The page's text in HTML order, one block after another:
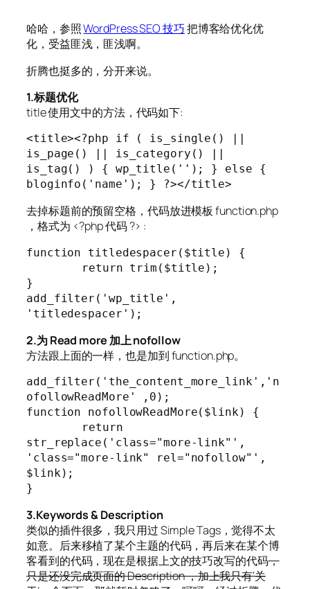
哈哈，参照WordPress SEO 技巧把博客给优化优
化，受益匪浅，匪浅啊。
折腾也挺多的，分开来说。
1.标题优化
title 使用文中的方法，代码如下:
<title><?php if ( is_single() ||
is_page() || is_category() ||
is_tag() ) { wp_title(''); } else {
bloginfo('name'); } ?></title>
去掉标题前的预留空格，代码放进模板 function.php
，格式为 <?php 代码 ?> :
function titledespacer($title) {
}
add_filter('wp_title',
'titledespacer');
2.为 Read more 加上 nofollow
方法跟上面的一样，也是加到 function.php。
add_filter('the_content_more_link','n
ofollowReadMore' ,0);
function nofollowReadMore($link) {
str_replace('class="more-link"',
'class="more-link" rel="nofollow"',
$link);
}
3.Keywords & Description
类似的插件很多，我只用过 Simple Tags，觉得不太
如意。后来移植了某个主题的代码，再后来在某个博
客看到的代码，现在是根据上文的技巧改写的代码，
只是还没完成页面的 Description ，加上我只有‘关